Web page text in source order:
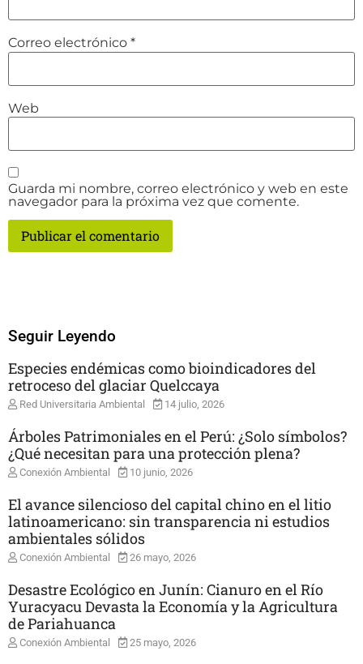
Correo electrónico *
Web
Guarda mi nombre, correo electrónico y web en este
navegador para la próxima vez que comente.
Seguir Leyendo
Especies endémicas como bioindicadores del
retroceso del glaciar Quelccaya
Red Universitaria Ambiental 14 julio, 2026
Árboles Patrimoniales en el Perú: ¿Solo símbolos?
¿Qué necesitan para una protección plena?
Conexión Ambiental 10 junio, 2026
El avance silencioso del capital chino en el litio
latinoamericano: sin transparencia ni estudios
ambientales sólidos
Conexión Ambiental 26 mayo, 2026
Desastre Ecológico en Junín: Cianuro en el Río
Yuracyacu Devasta la Economía y la Agricultura
de Pariahuanca
Conexión Ambiental 25 mayo, 2026